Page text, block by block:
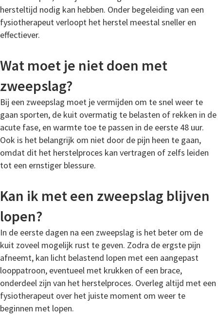
hersteltijd nodig kan hebben. Onder begeleiding van een
fysiotherapeut verloopt het herstel meestal sneller en
effectiever.
Wat moet je niet doen met
zweepslag?
Bij een zweepslag moet je vermijden om te snel weer te
gaan sporten, de kuit overmatig te belasten of rekken in de
acute fase, en warmte toe te passen in de eerste 48 uur.
Ook is het belangrijk om niet door de pijn heen te gaan,
omdat dit het herstelproces kan vertragen of zelfs leiden
tot een ernstiger blessure.
Kan ik met een zweepslag blijven
lopen?
In de eerste dagen na een zweepslag is het beter om de
kuit zoveel mogelijk rust te geven. Zodra de ergste pijn
afneemt, kan licht belastend lopen met een aangepast
looppatroon, eventueel met krukken of een brace,
onderdeel zijn van het herstelproces. Overleg altijd met een
fysiotherapeut over het juiste moment om weer te
beginnen met lopen.